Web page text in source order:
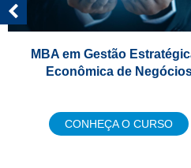
MBA em Gestão Estratégica e
Econômica de Negócios
CONHEÇA O CURSO